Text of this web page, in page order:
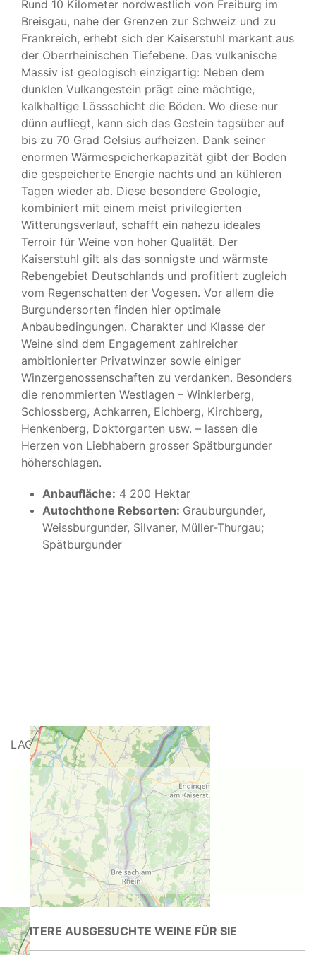
Rund 10 Kilometer nordwestlich von Freiburg im
Breisgau, nahe der Grenzen zur Schweiz und zu
Frankreich, erhebt sich der Kaiserstuhl markant aus
der Oberrheinischen Tiefebene. Das vulkanische
Massiv ist geologisch einzigartig: Neben dem
dunklen Vulkangestein prägt eine mächtige,
kalkhaltige Lössschicht die Böden. Wo diese nur
dünn aufliegt, kann sich das Gestein tagsüber auf
bis zu 70 Grad Celsius aufheizen. Dank seiner
enormen Wärmespeicherkapazität gibt der Boden
die gespeicherte Energie nachts und an kühleren
Tagen wieder ab. Diese besondere Geologie,
kombiniert mit einem meist privilegierten
Witterungsverlauf, schafft ein nahezu ideales
Terroir für Weine von hoher Qualität. Der
Kaiserstuhl gilt als das sonnigste und wärmste
Rebengebiet Deutschlands und profitiert zugleich
vom Regenschatten der Vogesen. Vor allem die
Burgundersorten finden hier optimale
Anbaubedingungen. Charakter und Klasse der
Weine sind dem Engagement zahlreicher
ambitionierter Privatwinzer sowie einiger
Winzergenossenschaften zu verdanken. Besonders
die renommierten Westlagen – Winklerberg,
Schlossberg, Achkarren, Eichberg, Kirchberg,
Henkenberg, Doktorgarten usw. – lassen die
Herzen von Liebhabern grosser Spätburgunder
höherschlagen.
Anbaufläche: 4 200 Hektar
Autochthone Rebsorten: Grauburgunder,
Weissburgunder, Silvaner, Müller-Thurgau;
Spätburgunder
LAGE DES WEINGUTS
WEITERE AUSGESUCHTE WEINE FÜR SIE